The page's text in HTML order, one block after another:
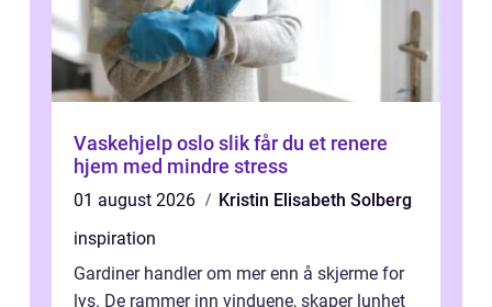
Vaskehjelp oslo slik får du et renere
hjem med mindre stress
01 august 2026
Kristin Elisabeth Solberg
inspiration
Gardiner handler om mer enn å skjerme for
lys. De rammer inn vinduene, skaper lunhet